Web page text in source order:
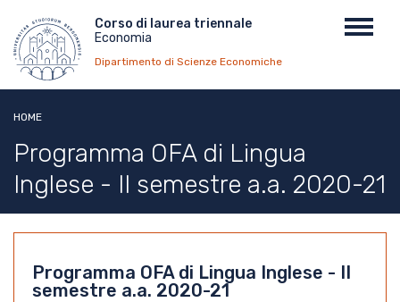
contenuto
principale
Menu
top
Corso di laurea triennale
Economia
Dipartimento di Scienze Economiche
HOME
Programma OFA di Lingua
Inglese - II semestre a.a. 2020-21
Programma OFA di Lingua Inglese - II
semestre a.a. 2020-21